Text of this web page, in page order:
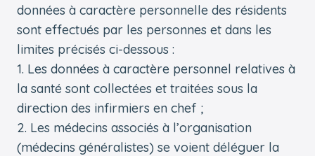
données à caractère personnelle des résidents
sont effectués par les personnes et dans les
limites précisés ci-dessous :
Les données à caractère personnel relatives à
la santé sont collectées et traitées sous la
direction des infirmiers en chef ;
Les médecins associés à l’organisation
(médecins généralistes) se voient déléguer la